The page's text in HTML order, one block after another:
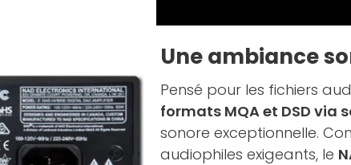
Une ambiance
Pensé pour les fichiers
formats MQA et DSD via
sonore exceptionnelle.
audiophiles exigeants, le